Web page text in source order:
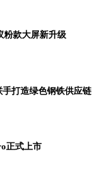
粉款大屏新升级
打造绿色钢铁供应链
正式上市